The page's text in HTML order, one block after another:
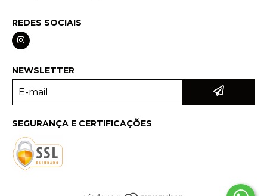
REDES SOCIAIS
NEWSLETTER
SEGURANÇA E CERTIFICAÇÕES